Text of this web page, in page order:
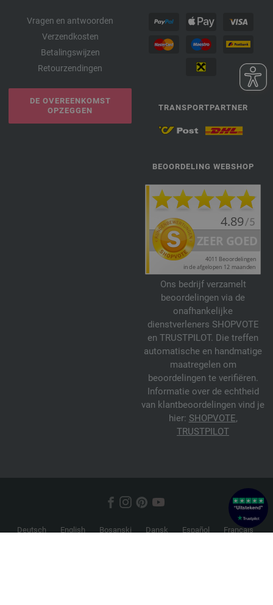
Vragen en antwoorden
Verzendkosten
Betalingswijzen
Retourzendingen
DE OVEREENKOMST
OPZEGGEN
TRANSPORTPARTNER
BEOORDELING WEBSHOP
Ons bedrijf verzamelt
beoordelingen via de
onafhankelijke
dienstverleners SHOPVOTE
en TRUSTPILOT. Die treffen
automatische en handmatige
maatregelen om
beoordelingen te verifiëren.
Informatie over de echtheid
van klantbeoordelingen vind je
hier: SHOPVOTE,
TRUSTPILOT
Deutsch English Bosanski Dansk Español
Français